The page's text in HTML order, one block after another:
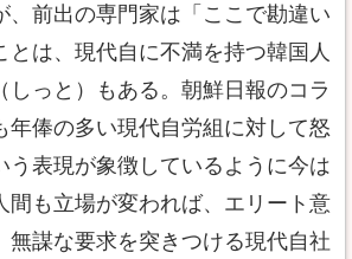
、前出の専門家は「ここで勘違い
とは、現代自に不満を持つ韓国人
しっと）もある。朝鮮日報のコラ
年俸の多い現代自労組に対して怒
う表現が象徴しているように今は
間も立場が変われば、エリート意
無謀な要求を突きつける現代自社